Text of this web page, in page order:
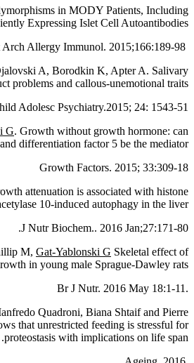
in MODY Patients, Including
Expressing Islet Cell Autoantibodies.
A, Borodkin K, Apter A. Salivary
problems and callous-unemotional traits.
Adolesc Psychiatry.2015; 24: 1543-51
G. Growth without growth hormone: can
differentiation factor 5 be the mediator?
Growth Factors. 2015; 33:309-18
attenuation is associated with histone
10-induced autophagy in the liver.
J Nutr Biochem.. 2016 Jan;27:171-80.
M, Gat-Yablonski G Skeletal effect of
in young male Sprague-Dawley rats.
.Br J Nutr. 2016 May 18:1-11
Quadroni, Biana Shtaif and Pierre
that unrestricted feeding is stressful for
proteostasis with implications on life span.